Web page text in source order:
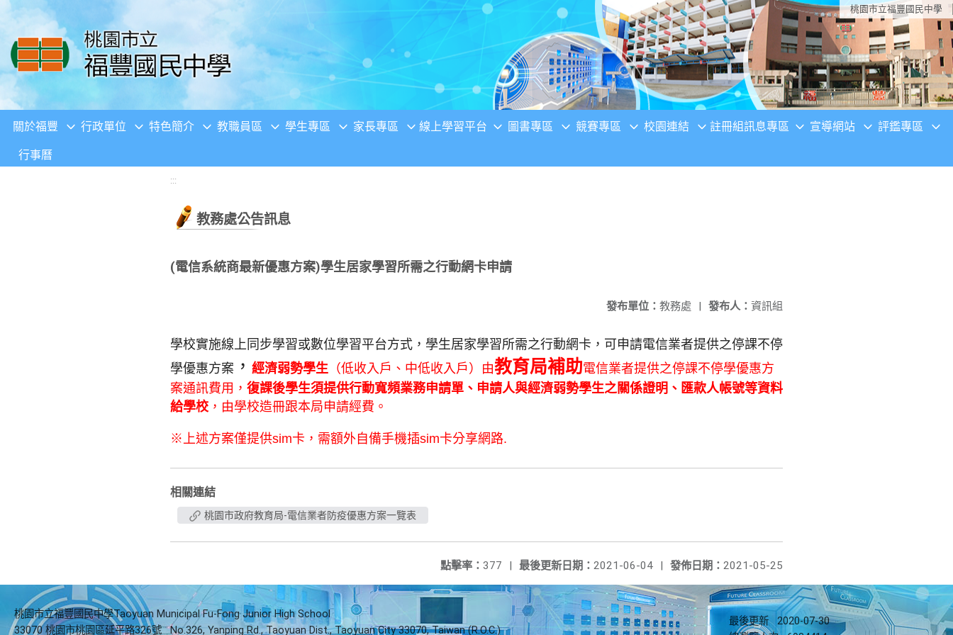
移至網頁之主要內容區位置 桃園市立福豐國民中學
關於福豐 行政單位 特色簡介 教職員區 學生專區 家長專區 線上學習平台 圖書專區 競賽專區 校園連結 註冊組訊息專區 宣導網站 評鑑專區
行事曆
:::
教務處公告訊息
(電信系統商最新優惠方案)學生居家學習所需之行動網卡申請
發布人： 資訊組
發布單位： 教務處 |
學校實施線上同步學習或數位學習平台方式， 學生居家學習所需之行動網卡， 可申請電信業者提供之停課不停
學優惠方案 ， 經濟弱勢學生 （低收入戶、中低收入戶） 由教育局補助電信業者提供之停課不停學優惠方
案通訊費用， 復課後學生須提供行動寬頻業務申請單、 申請人與經濟弱勢學生之關係證明、匯款人帳號等資料
給學校， 由學校造冊跟本局申請經費。
※上述方案僅提供sim卡，需額外自備手機插sim卡分享網路.
相關連結
桃園市政府教育局-電信業者防疫優惠方案一覽表
發佈日期： 2021-05-25
最後更新日期： 2021-06-04 |
點擊率： 377 |
桃園市立福豐國民中學Taoyuan Municipal Fu-Fong Junior High School
33070 桃園市桃園區延平路326號
No.326, Yanping Rd., Taoyuan Dist., Taoyuan City 33070, Taiwan (R.O.C.)
最後更新
2020-07-30